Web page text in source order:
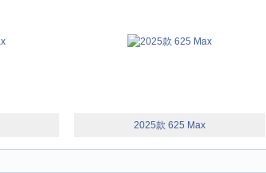
2025款 625 Max